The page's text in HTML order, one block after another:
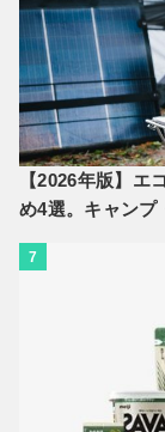
【2026年版】
め4選。キャンプ
7